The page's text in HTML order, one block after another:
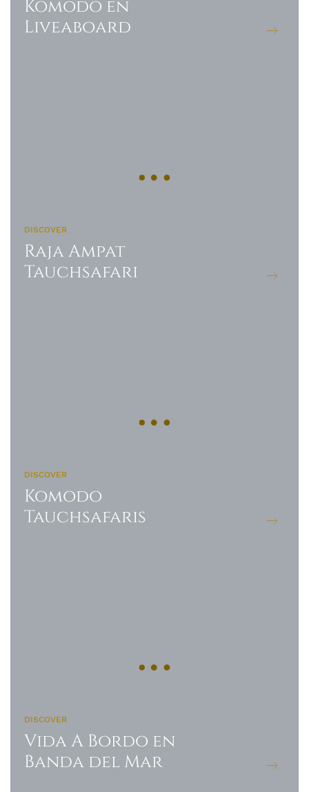
Komodo en
Liveaboard
DISCOVER
Raja Ampat
Tauchsafari
DISCOVER
Komodo
Tauchsafaris
DISCOVER
Vida A Bordo en
Banda del Mar